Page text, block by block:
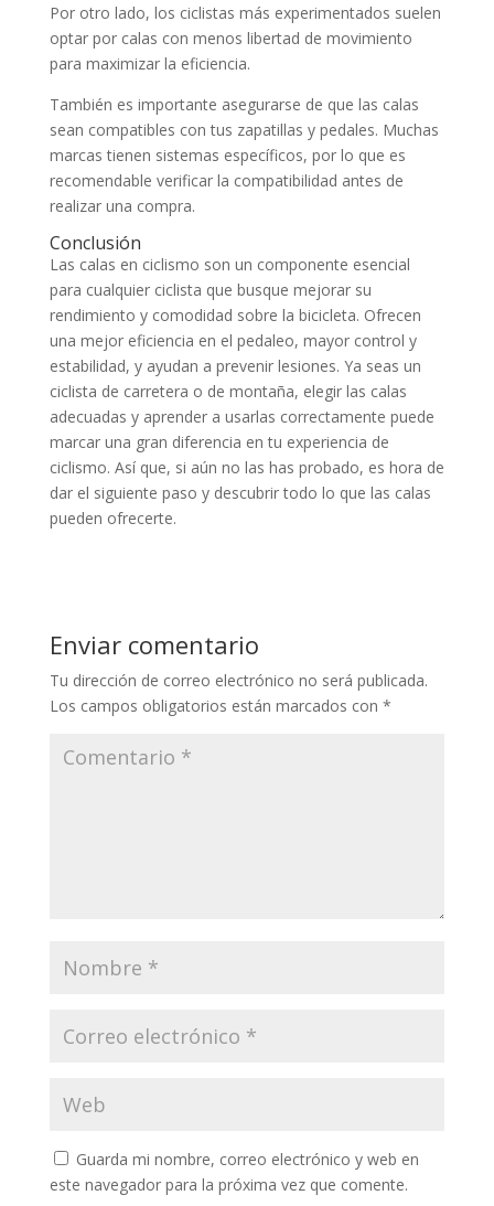
Por otro lado, los ciclistas más experimentados suelen
optar por calas con menos libertad de movimiento
para maximizar la eficiencia.
También es importante asegurarse de que las calas
sean compatibles con tus zapatillas y pedales. Muchas
marcas tienen sistemas específicos, por lo que es
recomendable verificar la compatibilidad antes de
realizar una compra.
Conclusión
Las calas en ciclismo son un componente esencial
para cualquier ciclista que busque mejorar su
rendimiento y comodidad sobre la bicicleta. Ofrecen
una mejor eficiencia en el pedaleo, mayor control y
estabilidad, y ayudan a prevenir lesiones. Ya seas un
ciclista de carretera o de montaña, elegir las calas
adecuadas y aprender a usarlas correctamente puede
marcar una gran diferencia en tu experiencia de
ciclismo. Así que, si aún no las has probado, es hora de
dar el siguiente paso y descubrir todo lo que las calas
pueden ofrecerte.
Enviar comentario
Tu dirección de correo electrónico no será publicada.
Los campos obligatorios están marcados con *
Guarda mi nombre, correo electrónico y web en
este navegador para la próxima vez que comente.